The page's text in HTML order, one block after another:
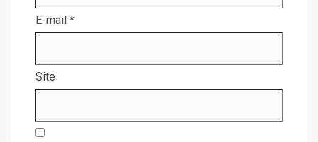
E-mail *
Site